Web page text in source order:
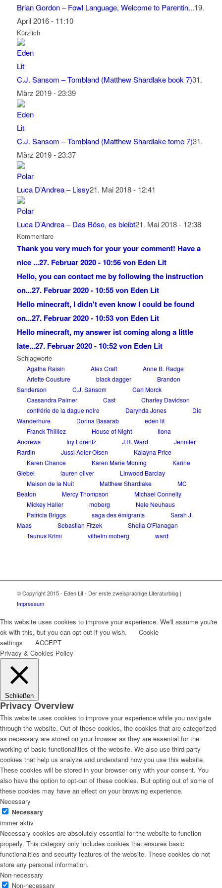
Brian Gordon – Fowl Language, Welcome to Parentin...19.
April 2016 - 11:10
Kürzlich
C.J. Sansom – Tombland (Matthew Shardlake book 7)31.
März 2019 - 23:39
C.J. Sansom – Tombland (Matthew Shardlake tome 7)31.
März 2019 - 23:37
Luca D’Andrea – Lissy21. Mai 2018 - 12:41
Luca D’Andrea – Das Böse, es bleibt21. Mai 2018 - 12:38
Kommentare
Thank you very much for your your comment! Have a
nice ...27. Februar 2020 - 10:56 von Eden Lit
Hello, you can contact me by following the instruction
on...27. Februar 2020 - 10:55 von Eden Lit
Hello minecraft, I didn't even know I could be found
on...27. Februar 2020 - 10:53 von Eden Lit
Hello minecraft, my answer ist coming along a little
late...27. Februar 2020 - 10:52 von Eden Lit
Schlagworte
Agatha Raisin Alex Craft
Anne B. Radge
Arlette Cousture
black dagger
Brandon
Sanderson
C.J. Sansom
Carl Morck
Cassandra Palmer
Cast
Charley Davidson
confrérie de la dague noire
Darynda Jones
Die
Wanderhure
Dorina Basarab
eden lit
Franck Thilliez
House of Night
Ilona
Andrews
Iny Lorentz J.R. Ward
Jennifer
Rardin
Jussi Adler-Olsen
Kalayna Price
Karen Chance
Karen Marie Moning
Karine
Giebel
lauren oliver
Linwood Barclay
Maison de la Nuit
Matthew Shardlake
MC
Beaton
Mercy Thompson
Michael Connelly
Mickey Haller
moberg
Nele Neuhaus
Patricia Briggs
saga des émigrants
Sarah J.
Maas
Sebastian Fitzek
Sheila O'Flanagan
Taunus Krimi
vilhelm moberg ward
© Copyright 2015 - Eden Lit - Der erste zweisprachige Literaturblog |
Impressum
This website uses cookies to improve your experience. We'll assume you're
ok with this, but you can opt-out if you wish.
Cookie
settings
ACCEPT
Privacy & Cookies Policy
Schließen
Privacy Overview
This website uses cookies to improve your experience while you navigate
through the website. Out of these cookies, the cookies that are categorized
as necessary are stored on your browser as they are essential for the
working of basic functionalities of the website. We also use third-party
cookies that help us analyze and understand how you use this website.
These cookies will be stored in your browser only with your consent. You
also have the option to opt-out of these cookies. But opting out of some of
these cookies may have an effect on your browsing experience.
Necessary
Necessary
immer aktiv
Necessary cookies are absolutely essential for the website to function
properly. This category only includes cookies that ensures basic
functionalities and security features of the website. These cookies do not
store any personal information.
Non-necessary
Non-necessary